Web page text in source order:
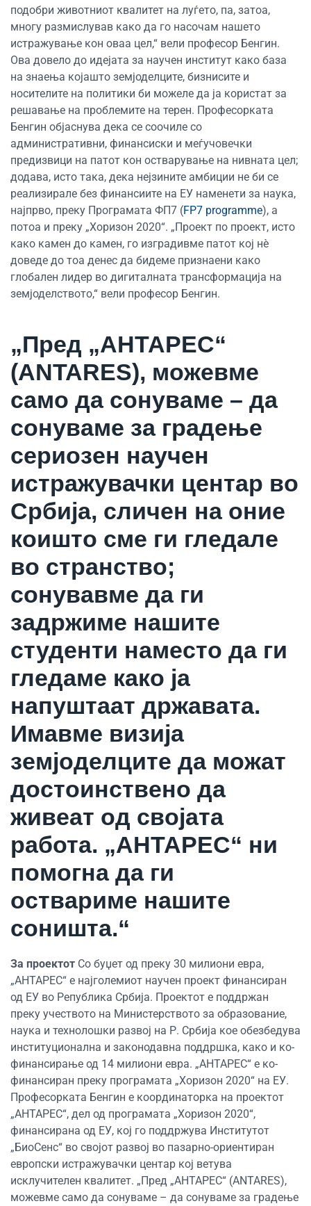
подобри животниот квалитет на луѓето, па, затоа,
многу размислував како да го насочам нашето
истражување кон оваа цел,“ вели професор Бенгин.
Ова довело до идејата за научен институт како база
на знаења којашто земјоделците, бизнисите и
носителите на политики би можеле да ја користат за
решавање на проблемите на терен. Професорката
Бенгин објаснува дека се соочиле со
административни, финансиски и меѓучовечки
предизвици на патот кон остварување на нивната цел;
додава, исто така, дека нејзините амбиции не би се
реализирале без финансиите на ЕУ наменети за наука,
најпрво, преку Програмата ФП7 (FP7 programme), а
потоа и преку „Хоризон 2020“. „Проект по проект, исто
како камен до камен, го изградивме патот кој нè
доведе до тоа денес да бидеме признаени како
глобален лидер во дигиталната трансформација на
земјоделството,“ вели професор Бенгин.
„Пред „АНТАРЕС“
(ANTARES), можевме
само да сонуваме – да
сонуваме за градење
сериозен научен
истражувачки центар во
Србија, сличен на оние
коишто сме ги гледале
во странство;
сонувавме да ги
задржиме нашите
студенти наместо да ги
гледаме како ја
напуштаат државата.
Имавме визија
земјоделците да можат
достоинствено да
живеат од својата
работа. „АНТАРЕС“ ни
помогна да ги
оствариме нашите
соништа.“
За проектот Со буџет од преку 30 милиони евра,
„АНТАРЕС“ е најголемиот научен проект финансиран
од ЕУ во Република Србија. Проектот е поддржан
преку учеството на Министерството за образование,
наука и технолошки развој на Р. Србија кое обезбедува
институционална и законодавна поддршка, како и ко-
финансирање од 14 милиони евра. „АНТАРЕС“ е ко-
финансиран преку програмата „Хоризон 2020“ на ЕУ.
Професорката Бенгин е координаторка на проектот
„АНТАРЕС“, дел од програмата „Хоризон 2020“,
финансирана од ЕУ, кој го поддржува Институтот
„БиоСенс“ во својот развој во пазарно-ориентиран
европски истражувачки центар кој ветува
исклучителен квалитет. „Пред „АНТАРЕС“ (ANTARES),
можевме само да сонуваме – да сонуваме за градење